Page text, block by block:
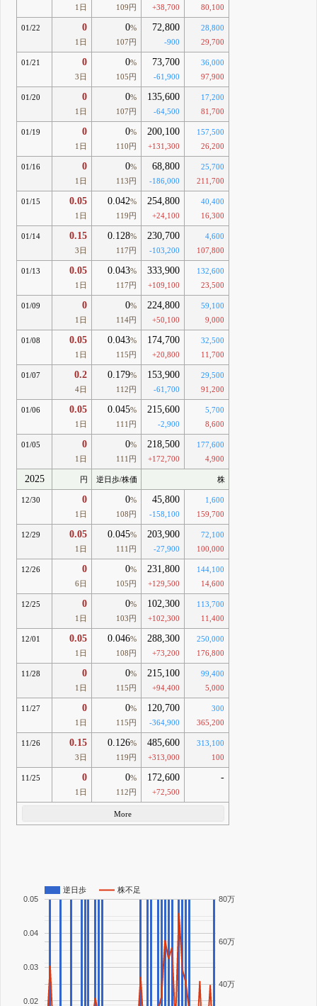
1日 109円 +38,700 80,100
01/22 0
1日
0%
107円
72,800
-900
28,800
29,700
01/21 0
3日
0%
105円
73,700
-61,900
36,000
97,900
01/20 0
1日
0%
107円
135,600
-64,500
17,200
81,700
01/19 0
1日
0%
110円
200,100
+131,300
157,500
26,200
01/16 0
1日
0%
113円
68,800
-186,000
25,700
211,700
01/15 0.05
1日
0.042%
119円
254,800
+24,100
40,400
16,300
01/14 0.15
3日
0.128%
117円
230,700
-103,200
4,600
107,800
01/13 0.05
1日
0.043%
117円
333,900
+109,100
132,600
23,500
01/09 0
1日
0%
114円
224,800
+50,100
59,100
9,000
01/08 0.05
1日
0.043%
115円
174,700
+20,800
32,500
11,700
01/07 0.2
4日
0.179%
112円
153,900
-61,700
29,500
91,200
01/06 0.05
1日
0.045%
111円
215,600
-2,900
5,700
8,600
01/05 0
1日
0%
111円
218,500
+172,700
177,600
4,900
2025 円 逆日歩/株価 株
12/30 0
1日
0%
108円
45,800
-158,100
1,600
159,700
12/29 0.05
1日
0.045%
111円
203,900
-27,900
72,100
100,000
12/26 0
6日
0%
105円
231,800
+129,500
144,100
14,600
12/25 0
1日
0%
103円
102,300
+102,300
113,700
11,400
12/01 0.05
1日
0.046%
108円
288,300
+73,200
250,000
176,800
11/28 0
1日
0%
115円
215,100
+94,400
99,400
5,000
11/27 0
1日
0%
115円
120,700
-364,900
300
365,200
11/26 0.15
3日
0.126%
119円
485,600
+313,000
313,100
100
11/25 0
1日
0%
112円
172,600
+72,500
-
More
逆日歩 株不足
0.02
0.03
0.04
0.05
40万
60万
80万